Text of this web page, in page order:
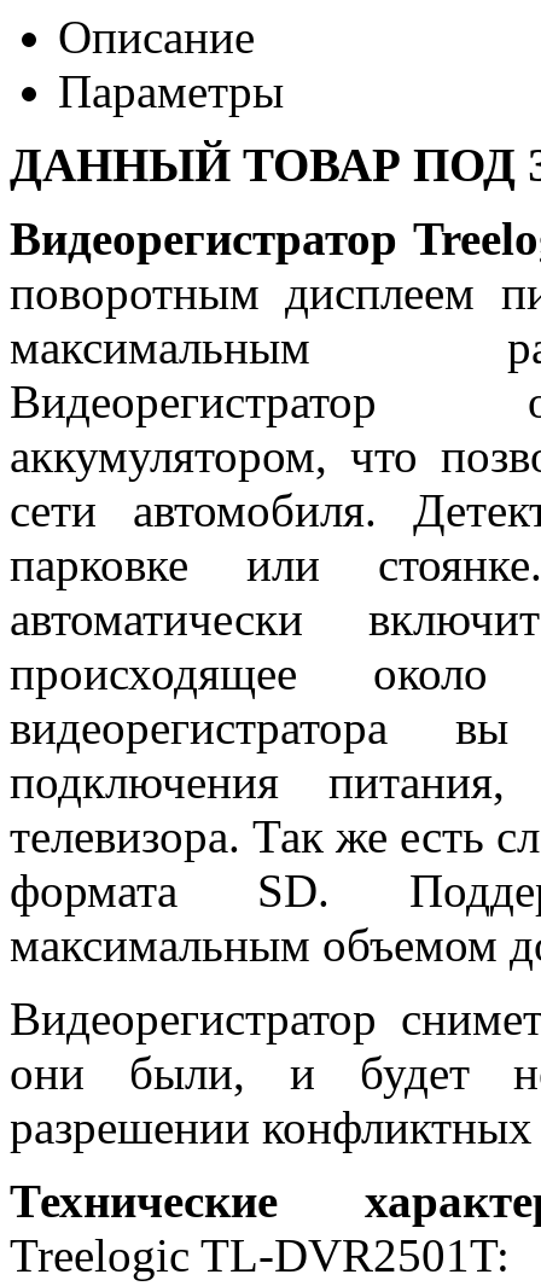
Описание
Параметры
ДАННЫЙ ТОВАР ПОД
Видеорегистратор
поворотным дисплеем
максимальным
Видеорегистратор
аккумулятором, что
сети автомобиля.
парковке или
автоматически
происходящее
подключения
телевизора. Так же есть
формата SD.
максимальным объемом
Видеорегистратор
они были, и будет
разрешении конфликтных
Технические
Treelogic TL-DVR2501T: